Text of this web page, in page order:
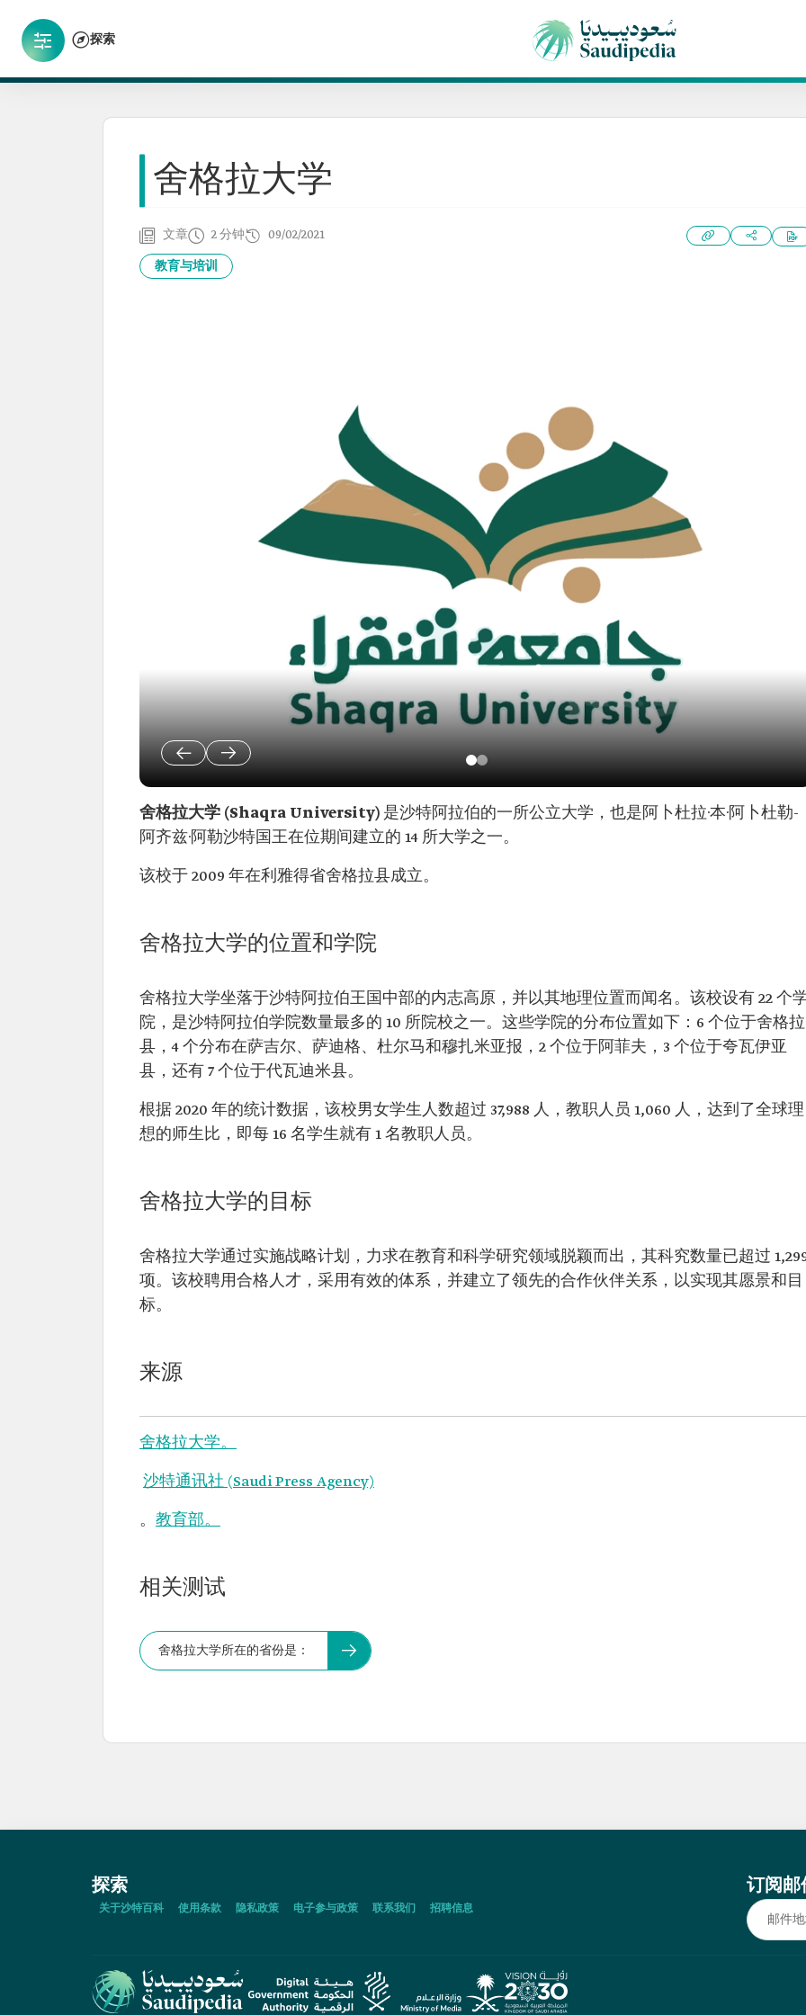
探索
舍格拉大学
文章 2 分钟 09/02/2021
教育与培训
舍格拉大学 (Shaqra University) 是沙特阿拉伯的一所公立大学，也是阿卜杜拉·本·阿卜杜勒-
阿齐兹·阿勒沙特国王在位期间建立的 14 所大学之一。
该校于 2009 年在利雅得省舍格拉县成立。
舍格拉大学的位置和学院
舍格拉大学坐落于沙特阿拉伯王国中部的内志高原，并以其地理位置而闻名。该校设有 22 个
院，是沙特阿拉伯学院数量最多的 10 所院校之一。这些学院的分布位置如下：6 个位于舍格拉
县，4 个分布在萨吉尔、萨迪格、杜尔马和穆扎米亚报，2 个位于阿菲夫，3 个位于夸瓦伊亚
县，还有 7 个位于代瓦迪米县。
根据 2020 年的统计数据，该校男女学生人数超过 37,988 人，教职人员 1,060 人，达到了全球理
想的师生比，即每 16 名学生就有 1 名教职人员。
舍格拉大学的目标
舍格拉大学通过实施战略计划，力求在教育和科学研究领域脱颖而出，其科究数量已超过
项。该校聘用合格人才，采用有效的体系，并建立了领先的合作伙伴关系，以实现其愿景和目
标。
来源
舍格拉大学。
沙特通讯社 (Saudi Press Agency)
。 教育部。
相关测试
舍格拉大学所在的省份是：
探索
关于沙特百科 使用条款 隐私政策 电子参与政策 联系我们 招聘信息
订阅邮